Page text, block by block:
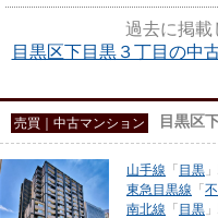
過去に掲載
目黒区下目黒３丁目の中
売買｜中古マンション 目黒区
山手線 「目黒
東急目黒線 「
南北線 「目黒